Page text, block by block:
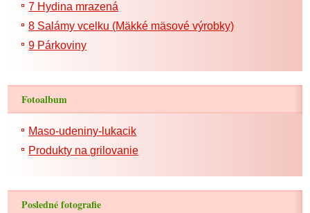
7 Hydina mrazená
8 Salámy vcelku (Mäkké mäsové výrobky)
9 Párkoviny
Fotoalbum
Maso-udeniny-lukacik
Produkty na grilovanie
Posledné fotografie